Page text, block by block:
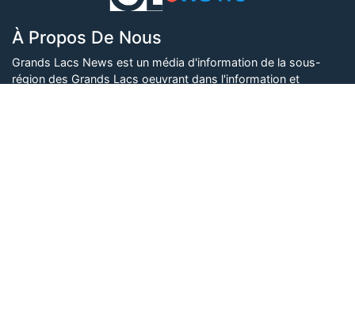
À Propos De Nous
Grands Lacs News est un média d'information de la sous-
région des Grands Lacs oeuvrant dans l'information et